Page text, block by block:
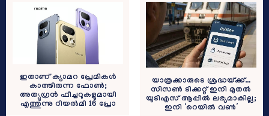
ഇതാണ് ക്യാമറ പ്രേമികൾ
കാത്തിരുന്ന ഫോൺ;
അത്യുഗ്രൻ ഫീച്ചറുകളുമായി
എത്തുന്നു റിയൽമി 16 പ്രോ
യാത്രക്കാരുടെ ശ്രദ്ധയ്ക്ക്…
സീസൺ ടിക്കറ്റ് ഇനി മുതൽ
യുടിഎസ് ആപ്പിൽ ലഭ്യമാകില്ല;
ഇനി ‘റെയിൽ വൺ’